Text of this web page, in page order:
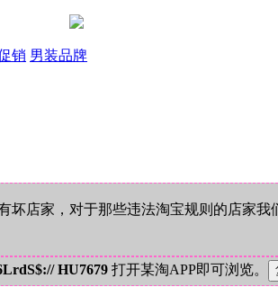
销 男装品牌
家，对于那些违法淘宝规则的店家我
HU7679 打开某淘APP即可浏览。